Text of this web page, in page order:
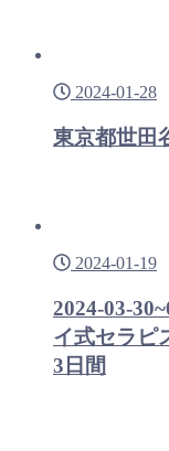
2024-01-28
東京都世田
2024-01-19
2024-03-
イ式セラピ
3日間